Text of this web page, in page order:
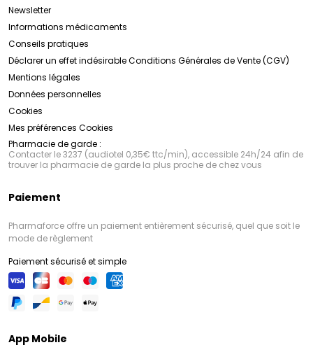
Newsletter
Informations médicaments
Conseils pratiques
Déclarer un effet indésirableConditions Générales de Vente (CGV)
Mentions légales
Données personnelles
Cookies
Mes préférences Cookies
Pharmacie de garde :
Contacter le 3237 (audiotel 0,35€ ttc/min), accessible 24h/24 afin de
trouver la pharmacie de garde la plus proche de chez vous
Paiement
Pharmaforce offre un paiement entièrement sécurisé, quel que soit le
mode de règlement
Paiement sécurisé et simple
App Mobile